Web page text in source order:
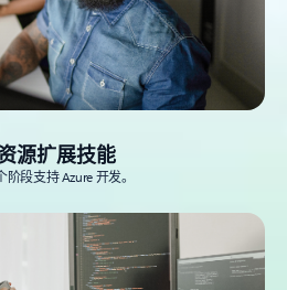
源扩展技能
段支持 Azure 开发。